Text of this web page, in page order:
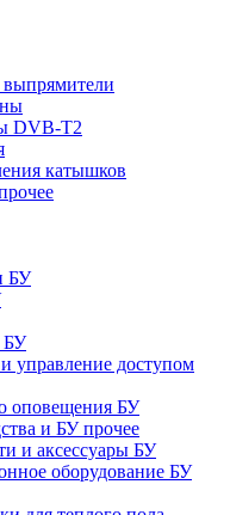
DVB-T2
катышков
БУ
БУ
управление доступом
оповещения БУ
и БУ прочее
и аксессуары БУ
оборудование БУ